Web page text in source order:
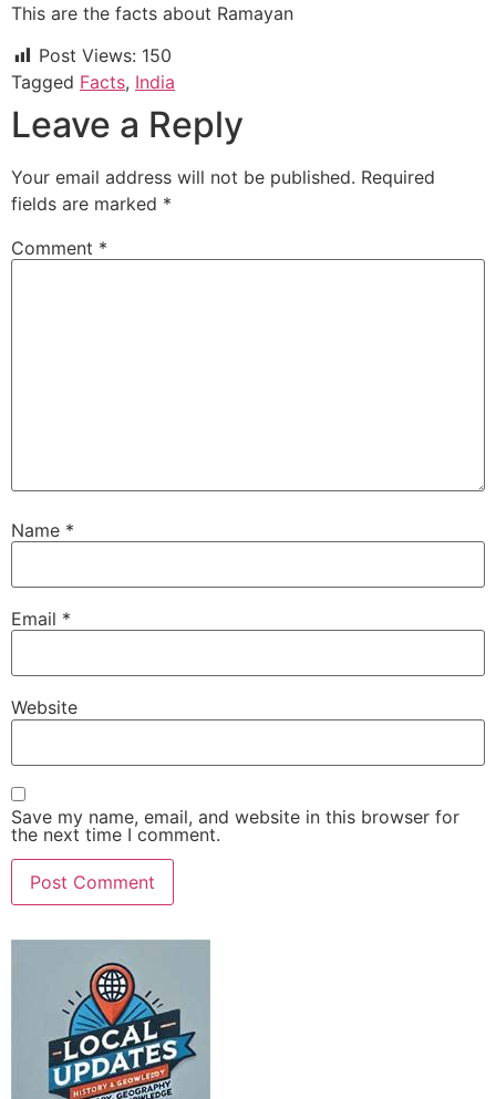
This are the facts about Ramayan
Post Views: 150
Tagged Facts, India
Leave a Reply
Your email address will not be published. Required
fields are marked *
Comment *
Name *
Email *
Website
Save my name, email, and website in this browser for
the next time I comment.